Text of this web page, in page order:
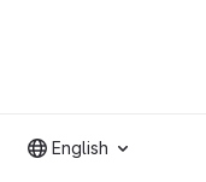
English